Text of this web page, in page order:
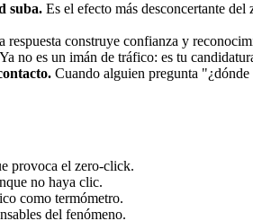
suba. Es el efecto más desconcertante
respuesta construye confianza y
Ya no es un imán de tráfico: es tu
Cuando alguien pregunta
provoca el zero-click.
no haya clic.
como termómetro.
del fenómeno.